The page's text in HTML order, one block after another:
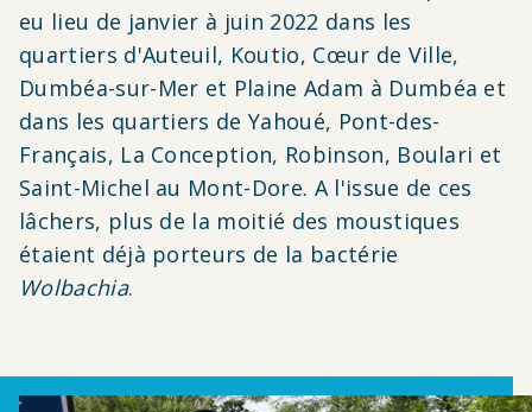
eu lieu de janvier à juin 2022 dans les
quartiers d'Auteuil, Koutio, Cœur de Ville,
Dumbéa-sur-Mer et Plaine Adam à Dumbéa et
dans les quartiers de Yahoué, Pont-des-
Français, La Conception, Robinson, Boulari et
Saint-Michel au Mont-Dore. A l'issue de ces
lâchers, plus de la moitié des moustiques
étaient déjà porteurs de la bactérie
Wolbachia.